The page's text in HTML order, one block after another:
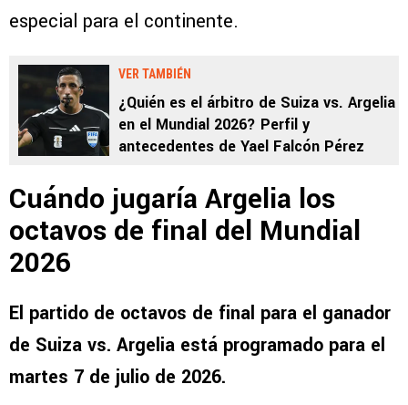
especial para el continente.
VER TAMBIÉN
¿Quién es el árbitro de Suiza vs. Argelia
en el Mundial 2026? Perfil y
antecedentes de Yael Falcón Pérez
Cuándo jugaría Argelia los
octavos de final del Mundial
2026
El partido de octavos de final para el ganador
de Suiza vs. Argelia está programado para el
martes 7 de julio de 2026.